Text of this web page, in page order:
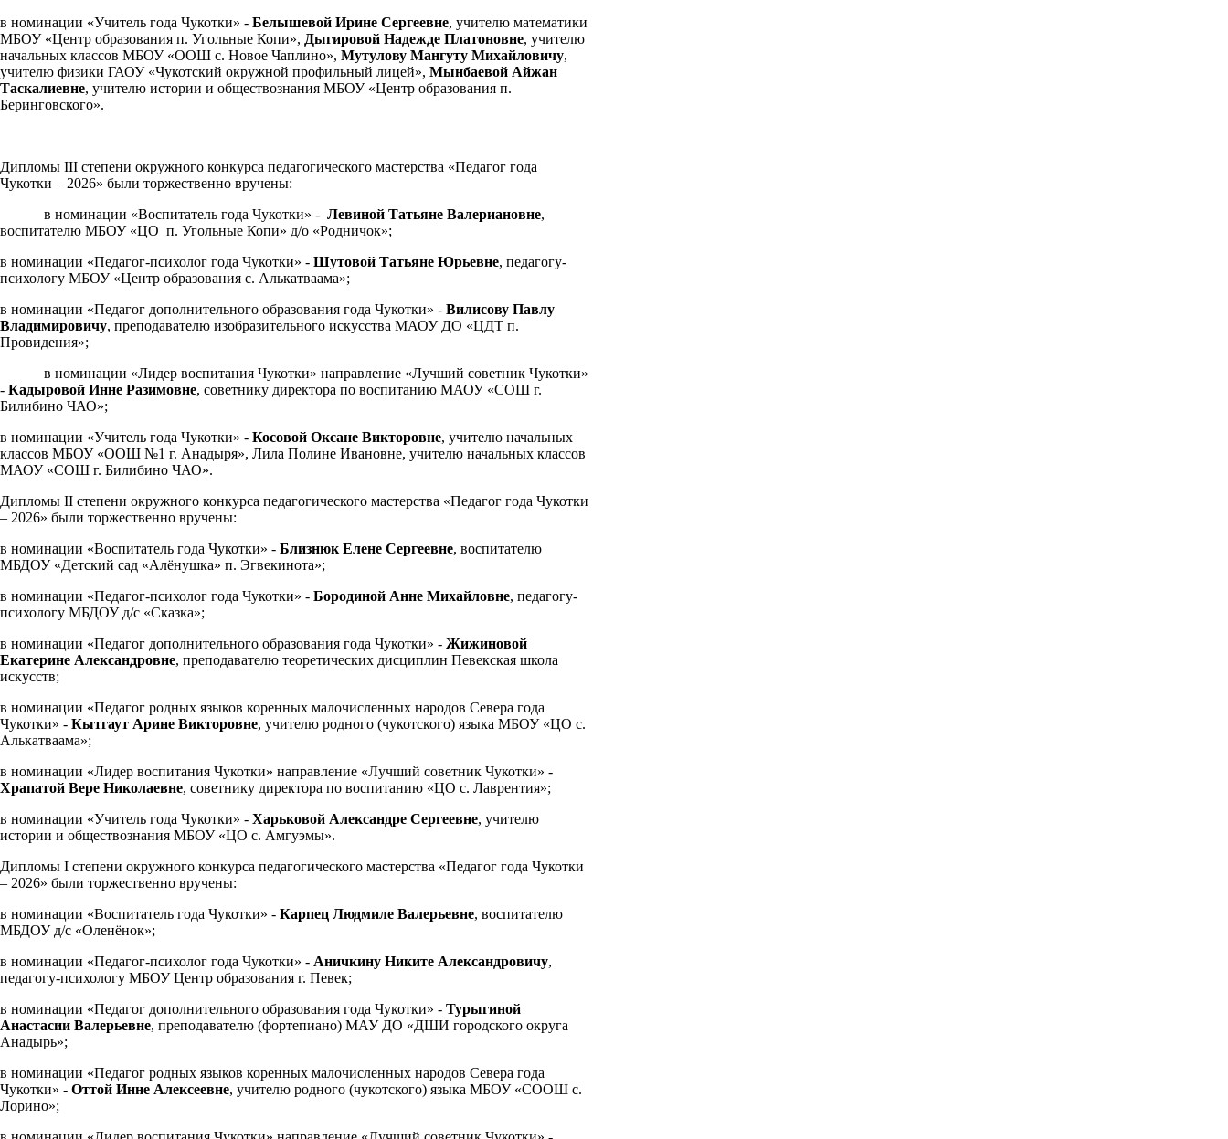
в номинации «Учитель года Чукотки» - Белышевой Ирине Сергеевне, учителю математики
МБОУ «Центр образования п. Угольные Копи», Дыгировой Надежде Платоновне, учителю
начальных классов МБОУ «ООШ с. Новое Чаплино», Мутулову Мангуту Михайловичу,
учителю физики ГАОУ «Чукотский окружной профильный лицей», Мынбаевой Айжан
Таскалиевне, учителю истории и обществознания МБОУ «Центр образования п.
Беринговского».
Дипломы III степени окружного конкурса педагогического мастерства «Педагог года
Чукотки – 2026» были торжественно вручены:
в номинации «Воспитатель года Чукотки» - Левиной Татьяне Валериановне,
воспитателю МБОУ «ЦО п. Угольные Копи» д/о «Родничок»;
в номинации «Педагог-психолог года Чукотки» - Шутовой Татьяне Юрьевне, педагогу-
психологу МБОУ «Центр образования с. Алькатваама»;
в номинации «Педагог дополнительного образования года Чукотки» - Вилисову Павлу
Владимировичу, преподавателю изобразительного искусства МАОУ ДО «ЦДТ п.
Провидения»;
в номинации «Лидер воспитания Чукотки» направление «Лучший советник Чукотки»
- Кадыровой Инне Разимовне, советнику директора по воспитанию МАОУ «СОШ г.
Билибино ЧАО»;
в номинации «Учитель года Чукотки» - Косовой Оксане Викторовне, учителю начальных
классов МБОУ «ООШ №1 г. Анадыря», Лила Полине Ивановне, учителю начальных классов
МАОУ «СОШ г. Билибино ЧАО».
Дипломы II степени окружного конкурса педагогического мастерства «Педагог года Чукотки
– 2026» были торжественно вручены:
в номинации «Воспитатель года Чукотки» - Близнюк Елене Сергеевне, воспитателю
МБДОУ «Детский сад «Алёнушка» п. Эгвекинота»;
в номинации «Педагог-психолог года Чукотки» - Бородиной Анне Михайловне, педагогу-
психологу МБДОУ д/с «Сказка»;
в номинации «Педагог дополнительного образования года Чукотки» - Жижиновой
Екатерине Александровне, преподавателю теоретических дисциплин Певекская школа
искусств;
в номинации «Педагог родных языков коренных малочисленных народов Севера года
Чукотки» - Кытгаут Арине Викторовне, учителю родного (чукотского) языка МБОУ «ЦО с.
Алькатваама»;
в номинации «Лидер воспитания Чукотки» направление «Лучший советник Чукотки» -
Храпатой Вере Николаевне, советнику директора по воспитанию «ЦО с. Лаврентия»;
в номинации «Учитель года Чукотки» - Харьковой Александре Сергеевне, учителю
истории и обществознания МБОУ «ЦО с. Амгуэмы».
Дипломы I степени окружного конкурса педагогического мастерства «Педагог года Чукотки
– 2026» были торжественно вручены:
в номинации «Воспитатель года Чукотки» - Карпец Людмиле Валерьевне, воспитателю
МБДОУ д/с «Оленёнок»;
в номинации «Педагог-психолог года Чукотки» - Аничкину Никите Александровичу,
педагогу-психологу МБОУ Центр образования г. Певек;
в номинации «Педагог дополнительного образования года Чукотки» - Турыгиной
Анастасии Валерьевне, преподавателю (фортепиано) МАУ ДО «ДШИ городского округа
Анадырь»;
в номинации «Педагог родных языков коренных малочисленных народов Севера года
Чукотки» - Оттой Инне Алексеевне, учителю родного (чукотского) языка МБОУ «СООШ с.
Лорино»;